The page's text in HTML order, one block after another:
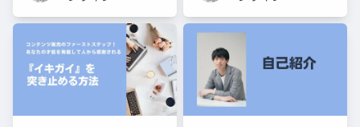
の極意
ター］
ンを作り込む台本制作
で「話せない…」を無
くす
ター］